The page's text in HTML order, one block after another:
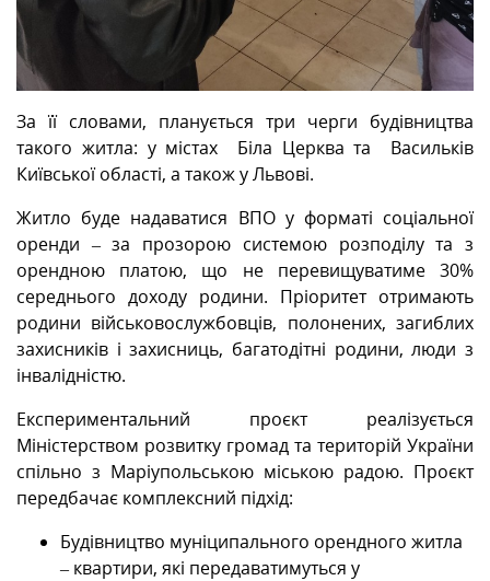
За її словами, планується три черги будівництва
такого житла: у містах Біла Церква та Васильків
Київської області, а також у Львові.
Житло буде надаватися ВПО у форматі соціальної
оренди – за прозорою системою розподілу та з
орендною платою, що не перевищуватиме 30%
середнього доходу родини. Пріоритет отримають
родини військовослужбовців, полонених, загиблих
захисників і захисниць, багатодітні родини, люди з
інвалідністю.
Експериментальний проєкт реалізується
Міністерством розвитку громад та територій України
спільно з Маріупольською міською радою. Проєкт
передбачає комплексний підхід:
Будівництво муніципального орендного житла
– квартири, які передаватимуться у